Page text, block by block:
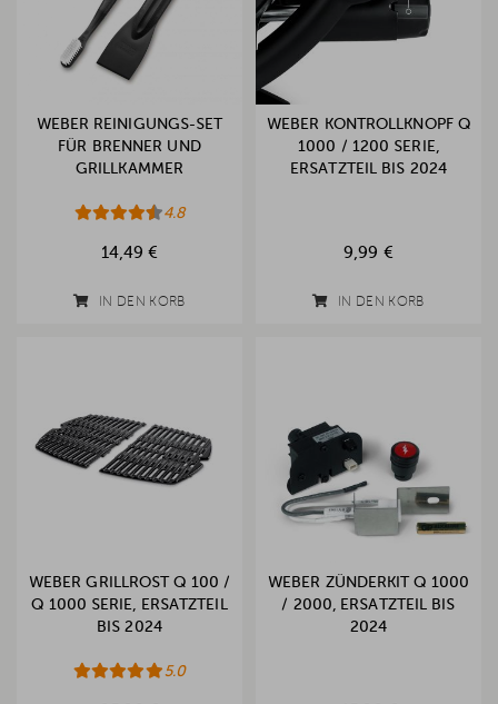
WEBER REINIGUNGS-SET
FÜR BRENNER UND
GRILLKAMMER
4.8
14,49 €
IN DEN KORB
WEBER KONTROLLKNOPF Q
1000 / 1200 SERIE,
ERSATZTEIL BIS 2024
9,99 €
IN DEN KORB
WEBER GRILLROST Q 100 /
Q 1000 SERIE, ERSATZTEIL
BIS 2024
5.0
WEBER ZÜNDERKIT Q 1000
/ 2000, ERSATZTEIL BIS
2024